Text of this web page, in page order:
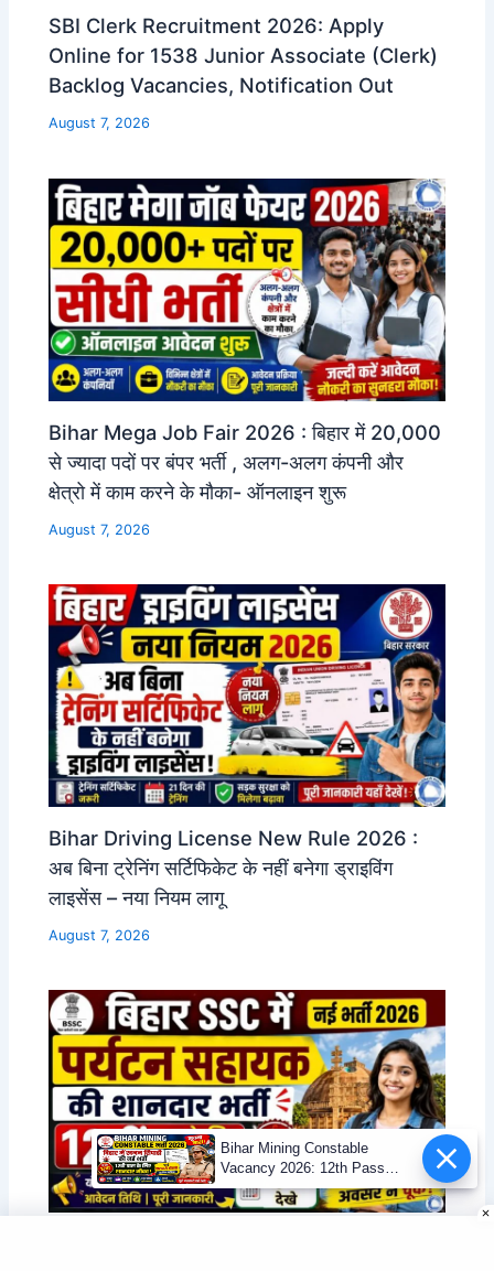
SBI Clerk Recruitment 2026: Apply
Online for 1538 Junior Associate (Clerk)
Backlog Vacancies, Notification Out
August 7, 2026
Bihar Mega Job Fair 2026 : बिहार में 20,000
से ज्यादा पदों पर बंपर भर्ती , अलग-अलग कंपनी और
क्षेत्रो में काम करने के मौका- ऑनलाइन शुरू
August 7, 2026
Bihar Driving License New Rule 2026 :
अब बिना ट्रेनिंग सर्टिफिकेट के नहीं बनेगा ड्राइविंग
लाइसेंस – नया नियम लागू
August 7, 2026
Bihar Mining Constable
Vacancy 2026: 12th Pass
Mining Sipahi Bharti
Notification